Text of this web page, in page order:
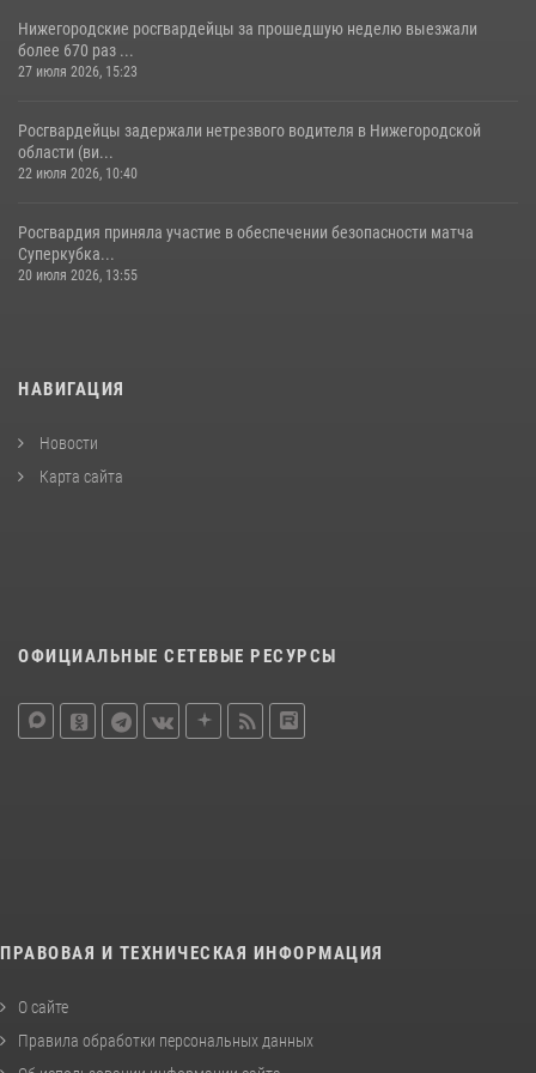
Нижегородские росгвардейцы за прошедшую неделю выезжали
более 670 раз ...
27 июля 2026, 15:23
Росгвардейцы задержали нетрезвого водителя в Нижегородской
области (ви...
22 июля 2026, 10:40
Росгвардия приняла участие в обеспечении безопасности матча
Суперкубка...
20 июля 2026, 13:55
НАВИГАЦИЯ
Новости
Карта сайта
ОФИЦИАЛЬНЫЕ СЕТЕВЫЕ РЕСУРСЫ
ПРАВОВАЯ И ТЕХНИЧЕСКАЯ ИНФОРМАЦИЯ
О сайте
Правила обработки персональных данных